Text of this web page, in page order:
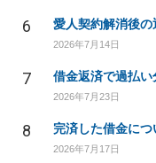
6 愛人契約解消後
2026年7月14日
7
2026年7月23日
8 完済した借金に
2026年7月17日